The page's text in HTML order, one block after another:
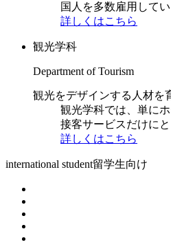
国人を多数雇用して
詳しくはこちら
観光学科
Department of Tourism
観光をデザインする人材を
観光学科では、単に
接客サービスだけに
詳しくはこちら
international student留学生向け